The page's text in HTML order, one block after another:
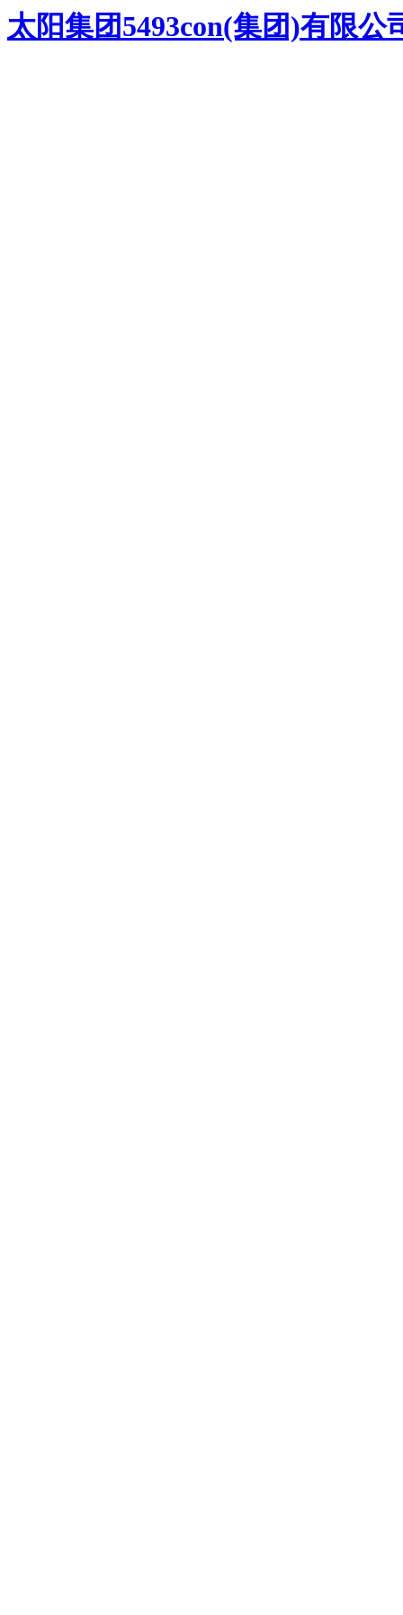
太阳集团5493con(集团)有限公